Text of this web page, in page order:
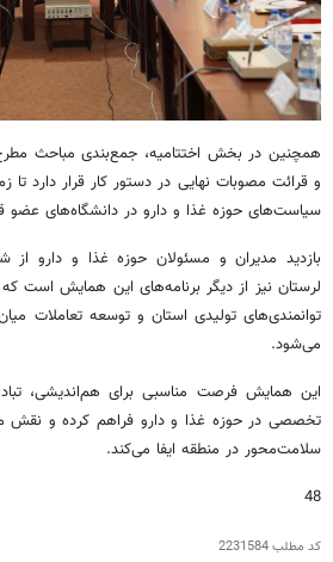
همچنین در بخش اختتامیه، جمع‌بندی مباحث
و قرائت مصوبات نهایی در دستور کار قرار دارد تا
سیاست‌های حوزه غذا و دارو در دانشگاه‌های
بازدید مدیران و مسئولان حوزه غذا و دارو
لرستان نیز از دیگر برنامه‌های این همایش است
توانمندی‌های تولیدی استان و توسعه تعاملات
می‌شود.
این همایش فرصت مناسبی برای هم‌اندیشی،
تخصصی در حوزه غذا و دارو فراهم کرده و نقش
سلامت‌محور در منطقه ایفا می‌کند.
48
کد مطلب2231584